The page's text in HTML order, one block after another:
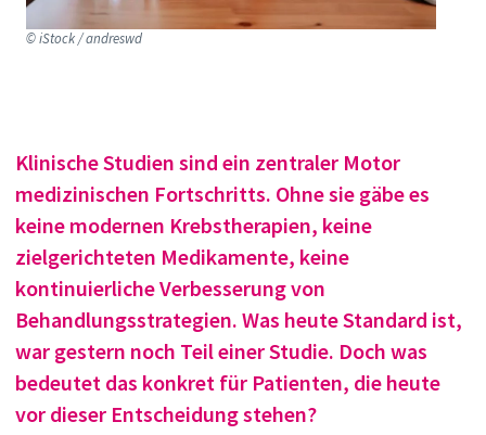
© iStock / andreswd
Klinische Studien sind ein zentraler Motor
medizinischen Fortschritts. Ohne sie gäbe es
keine modernen Krebstherapien, keine
zielgerichteten Medikamente, keine
kontinuierliche Verbesserung von
Behandlungsstrategien. Was heute Standard ist,
war gestern noch Teil einer Studie. Doch was
bedeutet das konkret für Patienten, die heute
vor dieser Entscheidung stehen?